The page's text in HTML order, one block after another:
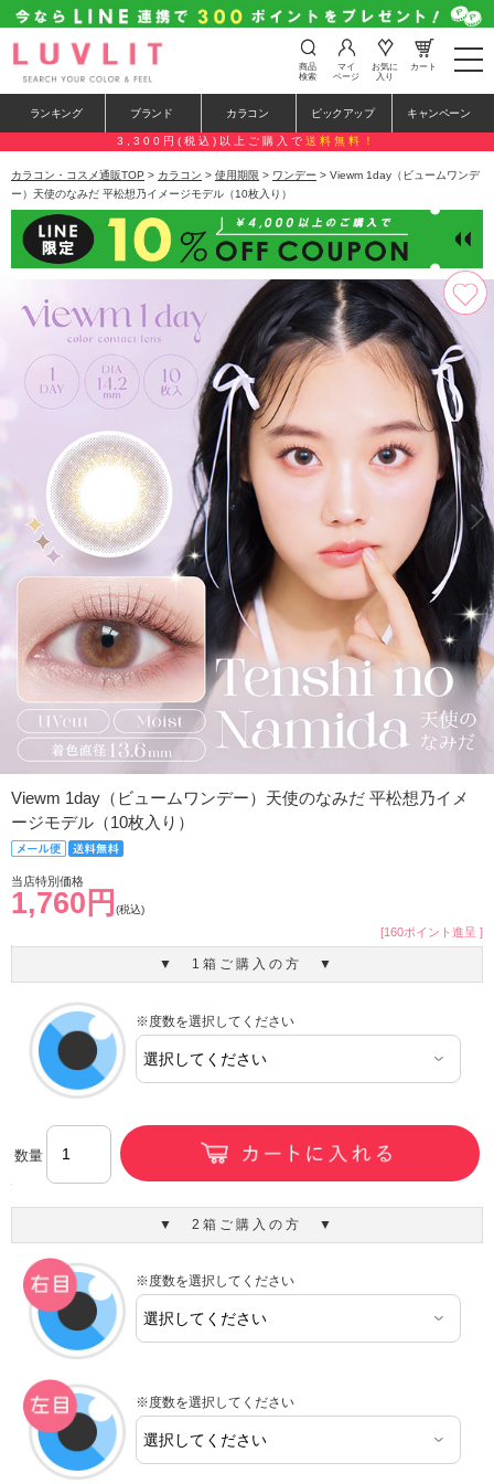
t
o
e
n
a
a
i
o
n
商品
検索
マイ
ページ
お気に
入り
カート
ランキング ブランド カラコン ピックアップ キャンペーン
3,300円(税込)以上ご購入で 送料無料！
カラコン・コスメ通販TOP > カラコン > 使用期限 > ワンデー > Viewm 1day（ビュームワンデ
ー）天使のなみだ 平松想乃イメージモデル（10枚入り）
Viewm 1day（ビュームワンデー）天使のなみだ 平松想乃イメ
ージモデル（10枚入り）
当店特別価格
1,760円 (税込)
[160ポイント進呈 ]
▼ 1箱ご購入の方 ▼
※度数を選択してください
数量
▼ 2箱ご購入の方 ▼
※度数を選択してください
※度数を選択してください